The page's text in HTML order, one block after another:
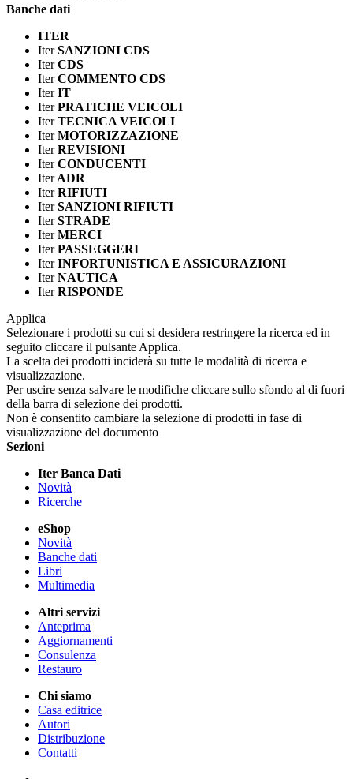
Banche dati
ITER
IterSANZIONI CDS
IterCDS
IterCOMMENTO CDS
IterIT
IterPRATICHE VEICOLI
IterTECNICA VEICOLI
IterMOTORIZZAZIONE
IterREVISIONI
IterCONDUCENTI
IterADR
IterRIFIUTI
IterSANZIONI RIFIUTI
IterSTRADE
IterMERCI
IterPASSEGGERI
IterINFORTUNISTICA E ASSICURAZIONI
IterNAUTICA
IterRISPONDE
Applica
Selezionare i prodotti su cui si desidera restringere la ricerca ed in
seguito cliccare il pulsante Applica.
La scelta dei prodotti inciderà su tutte le modalità di ricerca e
visualizzazione.
Per uscire senza salvare le modifiche cliccare sullo sfondo al di fuori
della barra di selezione dei prodotti.
Non è consentito cambiare la selezione di prodotti in fase di
visualizzazione del documento
Sezioni
Iter Banca Dati
Novità
Ricerche
eShop
Novità
Banche dati
Libri
Multimedia
Altri servizi
Anteprima
Aggiornamenti
Consulenza
Restauro
Chi siamo
Casa editrice
Autori
Distribuzione
Contatti